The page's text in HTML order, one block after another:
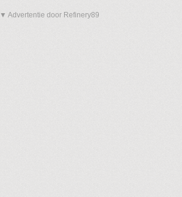
▼ Advertentie door Refinery89